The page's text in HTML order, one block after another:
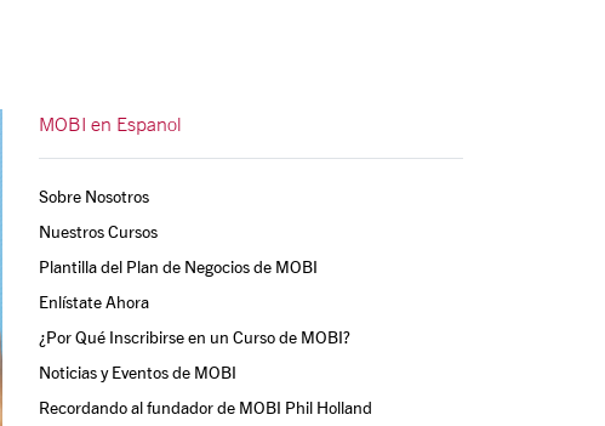
MOBI en Espanol
Sobre Nosotros
Nuestros Cursos
Plantilla del Plan de Negocios de MOBI
Enlístate Ahora
¿Por Qué Inscribirse en un Curso de MOBI?
Noticias y Eventos de MOBI
Recordando al fundador de MOBI Phil Holland